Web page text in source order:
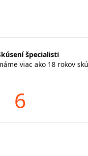
špecialisti
viac ako 18 rokov
6